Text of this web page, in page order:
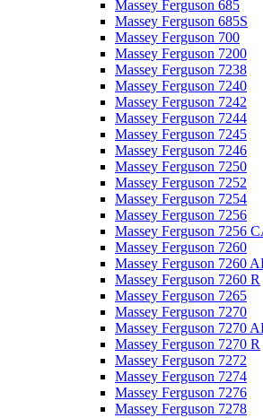
Massey Ferguson 685
Massey Ferguson 685S
Massey Ferguson 700
Massey Ferguson 7200
Massey Ferguson 7238
Massey Ferguson 7240
Massey Ferguson 7242
Massey Ferguson 7244
Massey Ferguson 7245
Massey Ferguson 7246
Massey Ferguson 7250
Massey Ferguson 7252
Massey Ferguson 7254
Massey Ferguson 7256
Massey Ferguson 7256
Massey Ferguson 7260
Massey Ferguson 7260
Massey Ferguson 7260 R
Massey Ferguson 7265
Massey Ferguson 7270
Massey Ferguson 7270
Massey Ferguson 7270 R
Massey Ferguson 7272
Massey Ferguson 7274
Massey Ferguson 7276
Massey Ferguson 7278